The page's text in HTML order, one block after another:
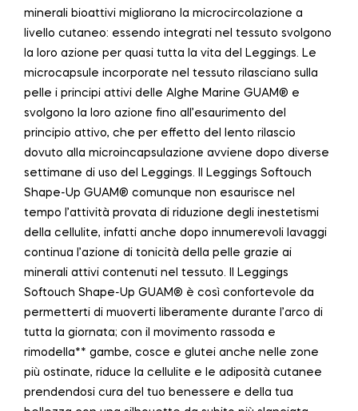
minerali bioattivi migliorano la microcircolazione a
livello cutaneo: essendo integrati nel tessuto svolgono
la loro azione per quasi tutta la vita del Leggings. Le
microcapsule incorporate nel tessuto rilasciano sulla
pelle i principi attivi delle Alghe Marine GUAM® e
svolgono la loro azione fino all’esaurimento del
principio attivo, che per effetto del lento rilascio
dovuto alla microincapsulazione avviene dopo diverse
settimane di uso del Leggings. Il Leggings Softouch
Shape-Up GUAM® comunque non esaurisce nel
tempo l’attività provata di riduzione degli inestetismi
della cellulite, infatti anche dopo innumerevoli lavaggi
continua l’azione di tonicità della pelle grazie ai
minerali attivi contenuti nel tessuto. Il Leggings
Softouch Shape-Up GUAM® è così confortevole da
permetterti di muoverti liberamente durante l’arco di
tutta la giornata; con il movimento rassoda e
rimodella** gambe, cosce e glutei anche nelle zone
più ostinate, riduce la cellulite e le adiposità cutanee
prendendosi cura del tuo benessere e della tua